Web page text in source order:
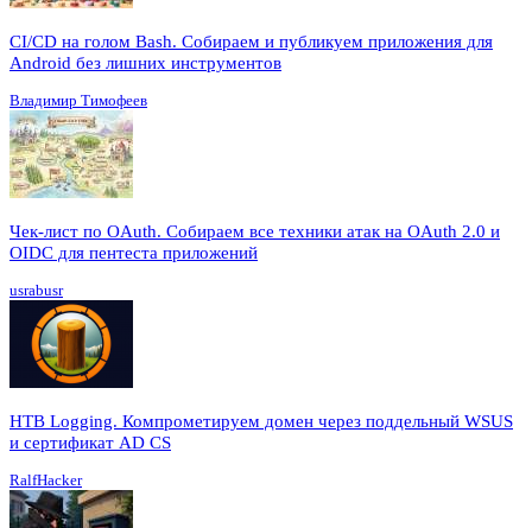
CI/CD на голом Bash. Собираем и публикуем приложения для
Android без лишних инструментов
Владимир Тимофеев
Чек-лист по OAuth. Собираем все техники атак на OAuth 2.0 и
OIDC для пентеста приложений
usrabusr
HTB Logging. Компрометируем домен через поддельный WSUS
и сертификат AD CS
RalfHacker